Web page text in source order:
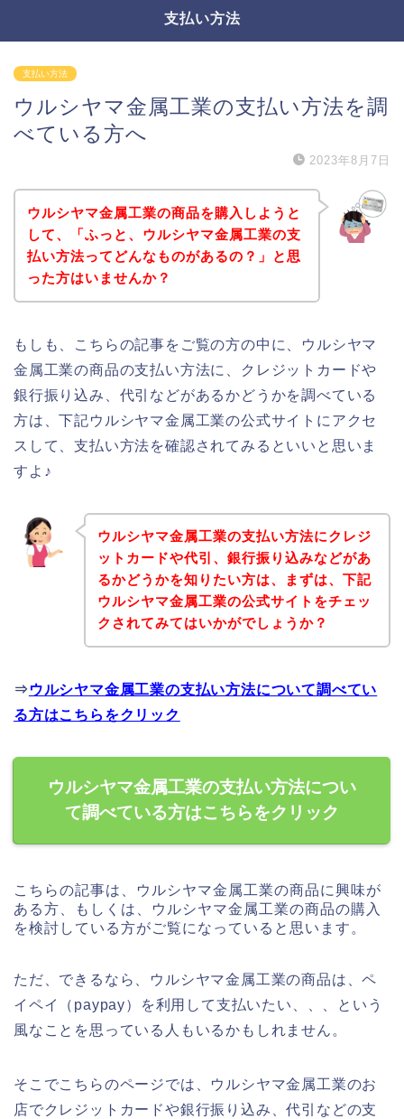
支払い方法
支払い方法
ウルシヤマ金属工業の支払い方法を調
べている方へ
2023年8月7日
ウルシヤマ金属工業の商品を購入しようと
して、「ふっと、ウルシヤマ金属工業の支
払い方法ってどんなものがあるの？」と思
った方はいませんか？
もしも、こちらの記事をご覧の方の中に、ウルシヤマ
金属工業の商品の支払い方法に、クレジットカードや
銀行振り込み、代引などがあるかどうかを調べている
方は、下記ウルシヤマ金属工業の公式サイトにアクセ
スして、支払い方法を確認されてみるといいと思いま
すよ♪
ウルシヤマ金属工業の支払い方法にクレジ
ットカードや代引、銀行振り込みなどがあ
るかどうかを知りたい方は、まずは、下記
ウルシヤマ金属工業の公式サイトをチェッ
クされてみてはいかがでしょうか？
⇒ ウルシヤマ金属工業の支払い方法について調べてい
る方はこちらをクリック
ウルシヤマ金属工業の支払い方法につい
て調べている方はこちらをクリック
こちらの記事は、ウルシヤマ金属工業の商品に興味が
ある方、もしくは、ウルシヤマ金属工業の商品の購入
を検討している方がご覧になっていると思います。
ただ、できるなら、ウルシヤマ金属工業の商品は、ペ
イペイ（paypay）を利用して支払いたい、、、という
風なことを思っている人もいるかもしれません。
そこでこちらのページでは、ウルシヤマ金属工業のお
店でクレジットカードや銀行振り込み、代引などの支